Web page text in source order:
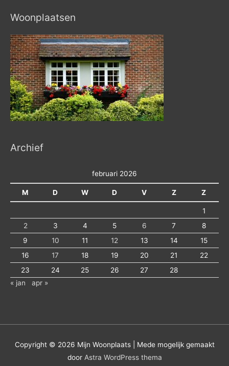
Woonplaatsen
Archief
februari 2026
M D W D V Z Z
1
2
3 4 5 6 7
8
9
10 11 12 13 14
15
16
17 18 19 20 21
22
23
24 25 26 27
28
« jan
apr »
Copyright © 2026 Mijn Woonplaats| Mede mogelijk gemaakt
door Astra WordPress thema